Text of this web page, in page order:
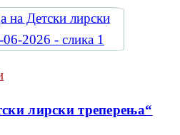
лирски треперења“